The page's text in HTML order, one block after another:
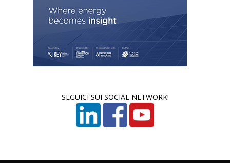
SEGUICI SUI SOCIAL NETWORK!